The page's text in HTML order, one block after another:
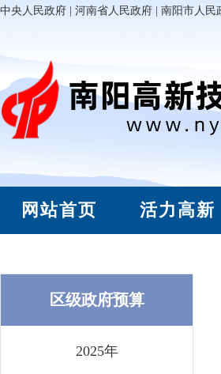
中央人民政府 河南省人民政府 南阳市人民
网站首页 活力高新
区级政府预算
2025年